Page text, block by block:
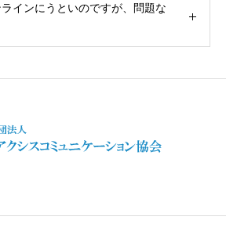
インにうといのですが、問題な